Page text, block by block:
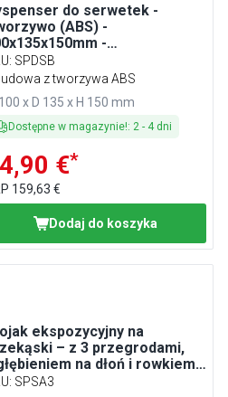
do serwetek -
(ABS) -
-
Brązowy
: SPDSB
z tworzywa ABS
x D 135 x H 150 mm
Dostępne w magazynie!: 2 - 4 dni
€*
159,63 €
Dodaj do koszyka
ekspozycyjny na
– z 3 przegrodami,
na dłoń i rowkiem
sok – polistyren – czarny
: SPSA3